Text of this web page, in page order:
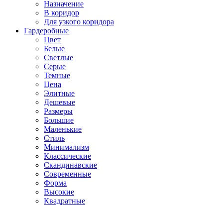
Назначение
В коридор
Для узкого коридора
Гардеробные
Цвет
Белые
Светлые
Серые
Темные
Цена
Элитные
Дешевые
Размеры
Большие
Маленькие
Стиль
Минимализм
Классические
Скандинавские
Современные
Форма
Высокие
Квадратные